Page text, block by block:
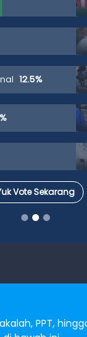
12.5%
Vote Sekarang
PPT,